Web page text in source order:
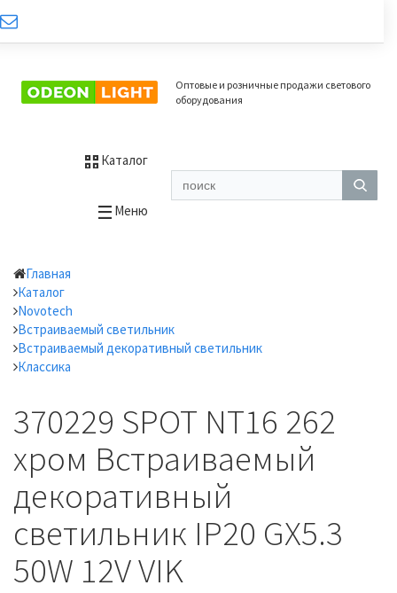
Оптовые и розничные продажи светового
оборудования
Каталог
Меню
Главная
Каталог
Novotech
Встраиваемый светильник
Встраиваемый декоративный светильник
Классика
370229 SPOT NT16 262
хром Встраиваемый
декоративный
светильник IP20 GX5.3
50W 12V VIK